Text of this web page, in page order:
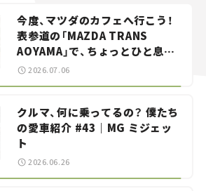
今度、マツダのカフェへ行こう！
表参道の「MAZDA TRANS
AOYAMA」で、ちょっとひと息。
——連載｜CCGとクルマでどうす
2026.07.06
クルマ、何に乗ってるの？ 僕たち
の愛車紹介 #43｜MG ミジェッ
ト
2026.06.26